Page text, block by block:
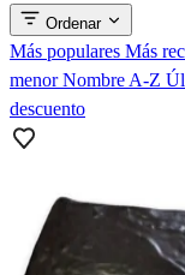
Ordenar
Más populares Más
menorNombre A-Z
descuento